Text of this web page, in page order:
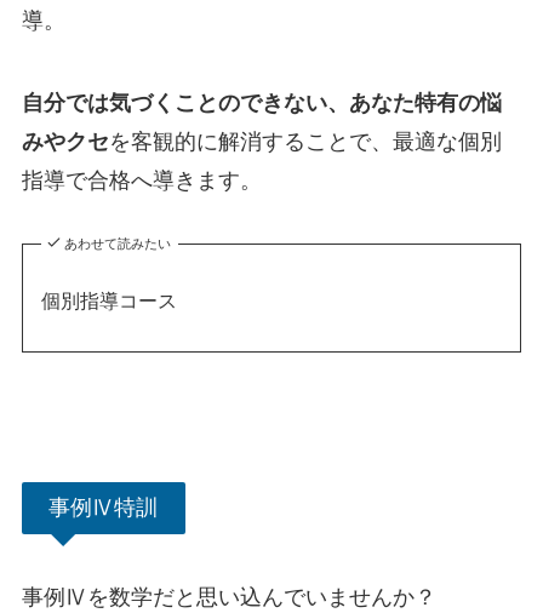
導。
自分では気づくことのできない、あなた特有の悩
みやクセを客観的に解消することで、最適な個別
指導で合格へ導きます。
あわせて読みたい
個別指導コース
事例Ⅳ特訓
事例Ⅳを数学だと思い込んでいませんか？